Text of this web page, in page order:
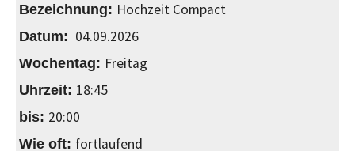
Hochzeit Compact
04.09.2026
Freitag
18:45
20:00
fortlaufend